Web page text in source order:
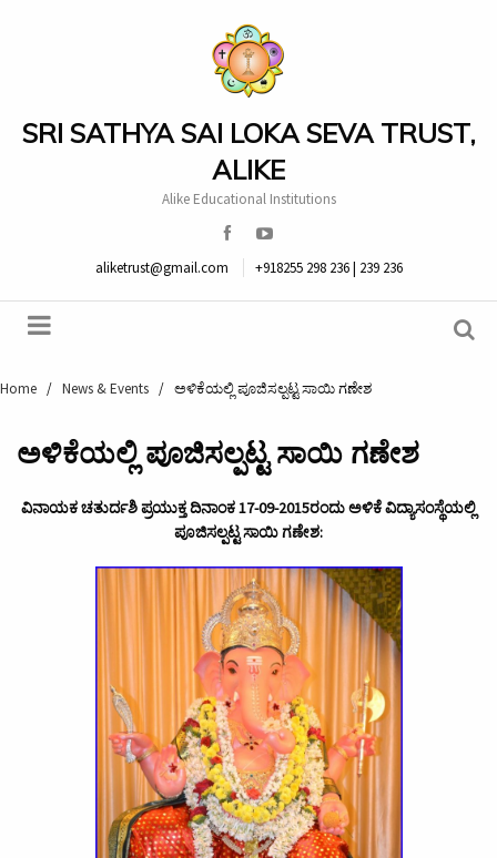
SRI SATHYA SAI LOKA SEVA TRUST,
ALIKE
Alike Educational Institutions
aliketrust@gmail.com +918255 298 236 | 239 236
Home / News & Events / ಅಳಿಕೆಯಲ್ಲಿ ಪೂಜಿಸಲ್ಪಟ್ಟ ಸಾಯಿ ಗಣೇಶ
ಅಳಿಕೆಯಲ್ಲಿ ಪೂಜಿಸಲ್ಪಟ್ಟ ಸಾಯಿ ಗಣೇಶ
ವಿನಾಯಕ ಚತುರ್ದಶಿ ಪ್ರಯುಕ್ತ ದಿನಾಂಕ 17-09-2015ರಂದು ಅಳಿಕೆ ವಿದ್ಯಾಸಂಸ್ಥೆಯಲ್ಲಿ
ಪೂಜಿಸಲ್ಪಟ್ಟ ಸಾಯಿ ಗಣೇಶ: